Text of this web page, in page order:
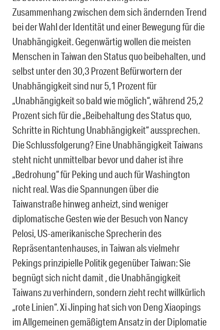
Zusammenhang zwischen dem sich ändernden Trend
bei der Wahl der Identität und einer Bewegung für die
Unabhängigkeit. Gegenwärtig wollen die meisten
Menschen in Taiwan den Status quo beibehalten, und
selbst unter den 30,3 Prozent Befürwortern der
Unabhängigkeit sind nur 5,1 Prozent für
„Unabhängigkeit so bald wie möglich“, während 25,2
Prozent sich für die „Beibehaltung des Status quo,
Schritte in Richtung Unabhängigkeit“ aussprechen.
Die Schlussfolgerung? Eine Unabhängigkeit Taiwans
steht nicht unmittelbar bevor und daher ist ihre
„Bedrohung“ für Peking und auch für Washington
nicht real. Was die Spannungen über die
Taiwanstraße hinweg anheizt, sind weniger
diplomatische Gesten wie der Besuch von Nancy
Pelosi, US-amerikanische Sprecherin des
Repräsentantenhauses, in Taiwan als vielmehr
Pekings prinzipielle Politik gegenüber Taiwan: Sie
begnügt sich nicht damit , die Unabhängigkeit
Taiwans zu verhindern, sondern zieht recht willkürlich
„rote Linien“. Xi Jinping hat sich von Deng Xiaopings
im Allgemeinen gemäßigtem Ansatz in der Diplomatie